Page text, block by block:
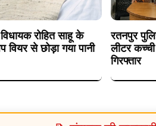
रोहित साहू के
वियर से छोड़ा गया पानी
रतनपुर
लीटर
गिरफ्तार